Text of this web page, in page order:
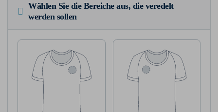
Wählen Sie die Bereiche aus, die veredelt
werden sollen